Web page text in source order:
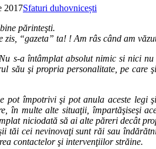
2017Sfaturi duhovnicești
părinteşti.
“gazeta” ta! ! Am râs când am
s-a întâmplat absolut nimic si nici
său şi propria personalitate, pe
pot împotrivi şi pot anula aceste legi
în multe alte situaţii, împartăşiseşi
niciodată să ai alte păreri decât
tăi cei nevinovaţi sunt răi sau
contactelor şi intervenţiilor străine.